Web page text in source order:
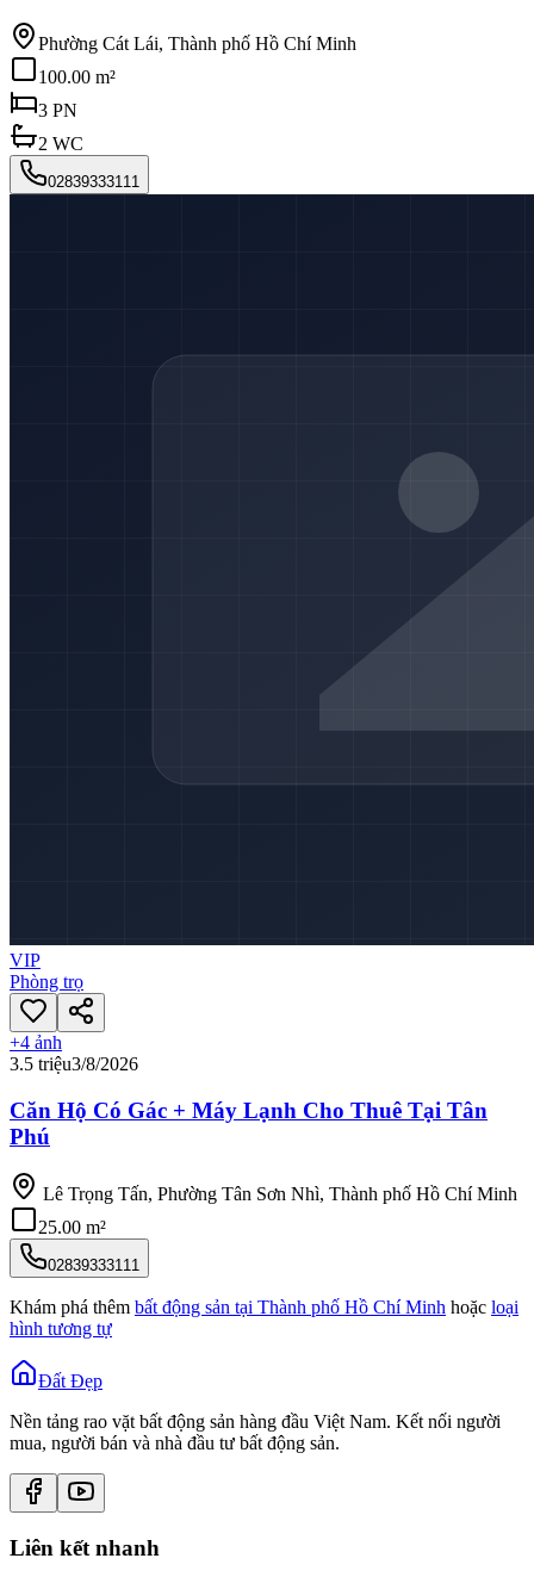
Phường Cát Lái, Thành phố Hồ Chí Minh
100.00 m²
3 PN
2 WC
02839333111
VIP
Phòng trọ
+4 ảnh
3.5 triệu3/8/2026
Căn Hộ Có Gác + Máy Lạnh Cho Thuê Tại Tân
Phú
Lê Trọng Tấn, Phường Tân Sơn Nhì, Thành phố Hồ Chí Minh
25.00 m²
02839333111
Khám phá thêm bất động sản tại Thành phố Hồ Chí Minh hoặc loại
hình tương tự
Đất Đẹp
Nền tảng rao vặt bất động sản hàng đầu Việt Nam. Kết nối người
mua, người bán và nhà đầu tư bất động sản.
Liên kết nhanh